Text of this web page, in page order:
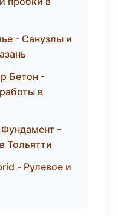
- Санузлы и
Бетон -
в
-
Тольятти
- Рулевое и